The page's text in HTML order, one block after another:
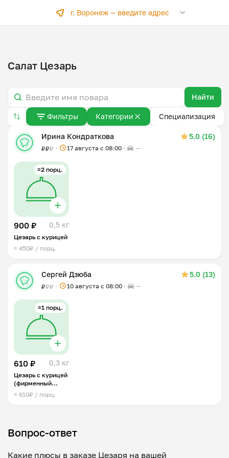
г. Воронеж —введите адрес
Салат Цезарь
Найти
Фильтры Категории Специализация
Ирина Кондраткова 5.0 (16)
₽₽₽ 17 августа с 08:00 —
≈2 порц.
900 ₽ 0,5 кг
Цезарь с курицей
≈ 450₽ / порц.
Сергей Дзюба 5.0 (13)
₽₽₽ 10 августа с 08:00 —
≈1 порц.
610 ₽ 0,3 кг
Цезарь с курицей
(фирменный
рецепт)
≈ 610₽ / порц.
Вопрос-ответ
Какие плюсы в заказе Цезаря на вашей